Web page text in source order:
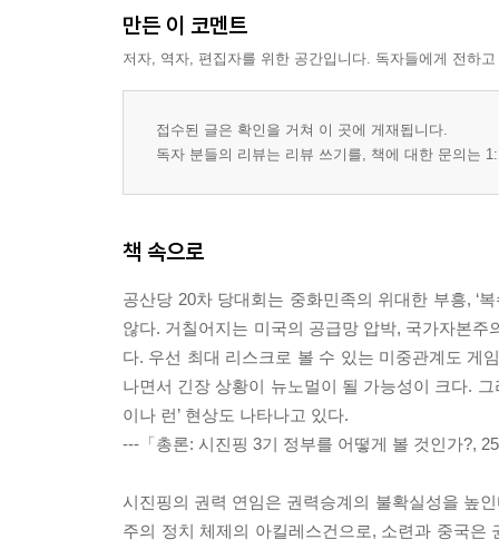
만든 이 코멘트
저자, 역자, 편집자를 위한 공간입니다. 독자들에게 전하
접수된 글은 확인을 거쳐 이 곳에 게재됩니다.
독자 분들의 리뷰는 리뷰 쓰기를, 책에 대한 문의는
책 속으로
공산당 20차 당대회는 중화민족의 위대한 부흥, ‘
않다. 거칠어지는 미국의 공급망 압박, 국가자본
다. 우선 최대 리스크로 볼 수 있는 미중관계도 게
나면서 긴장 상황이 뉴노멀이 될 가능성이 크다.
이나 런’ 현상도 나타나고 있다.
---「총론: 시진핑 3기 정부를 어떻게 볼 것인가?,
시진핑의 권력 연임은 권력승계의 불확실성을 높
주의 정치 체제의 아킬레스건으로, 소련과 중국